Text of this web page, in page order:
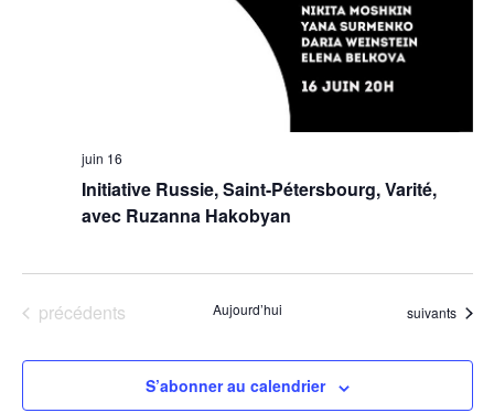
Initiative Russie, Saint-Pétersbourg, Varité,
avec Ruzanna Hakobyan
juin 16
Évènements
précédents Aujourd’hui Évènements
suivants
S’abonner au calendrier